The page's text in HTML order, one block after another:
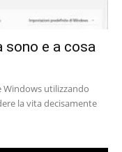
e a cosa
Windows utilizzando
la vita decisamente